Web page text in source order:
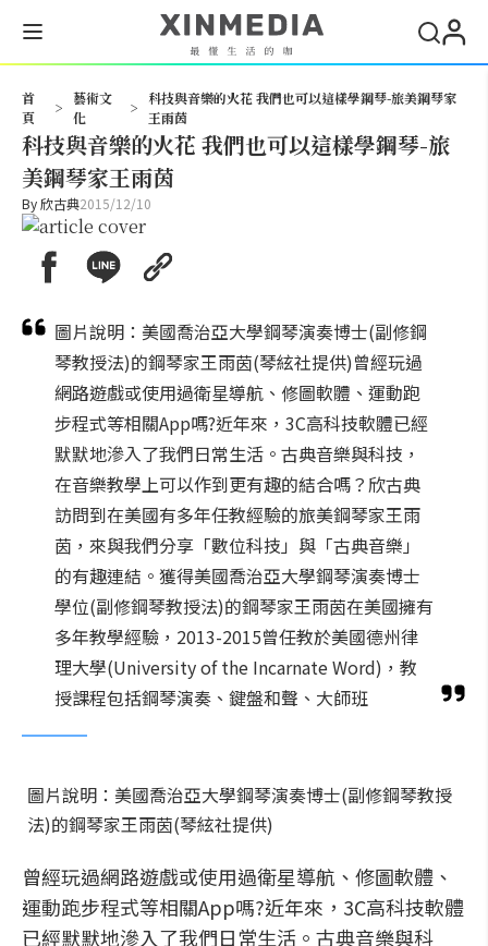
首
頁
>
藝術文
化
>
科技與音樂的火花 我們也可以這樣學鋼琴-旅美鋼琴家
王雨茵
科技與音樂的火花 我們也可以這樣學鋼琴-旅
美鋼琴家王雨茵
By欣古典2015/12/10
圖片說明：美國喬治亞大學鋼琴演奏博士(副修鋼
琴教授法)的鋼琴家王雨茵(琴絃社提供)曾經玩過
網路遊戲或使用過衛星導航、修圖軟體、運動跑
步程式等相關App嗎?近年來，3C高科技軟體已經
默默地滲入了我們日常生活。古典音樂與科技，
在音樂教學上可以作到更有趣的結合嗎？欣古典
訪問到在美國有多年任教經驗的旅美鋼琴家王雨
茵，來與我們分享「數位科技」與「古典音樂」
的有趣連結。獲得美國喬治亞大學鋼琴演奏博士
學位(副修鋼琴教授法)的鋼琴家王雨茵在美國擁有
多年教學經驗，2013-2015曾任教於美國德州律
理大學(University of the Incarnate Word)，教
授課程包括鋼琴演奏、鍵盤和聲、大師班
圖片說明：美國喬治亞大學鋼琴演奏博士(副修鋼琴教授
法)的鋼琴家王雨茵(琴絃社提供)
曾經玩過網路遊戲或使用過衛星導航、修圖軟體、
運動跑步程式等相關App嗎?近年來，3C高科技軟體
已經默默地滲入了我們日常生活。古典音樂與科